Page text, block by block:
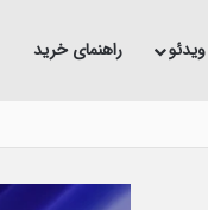
ویدئو راهنمای خرید